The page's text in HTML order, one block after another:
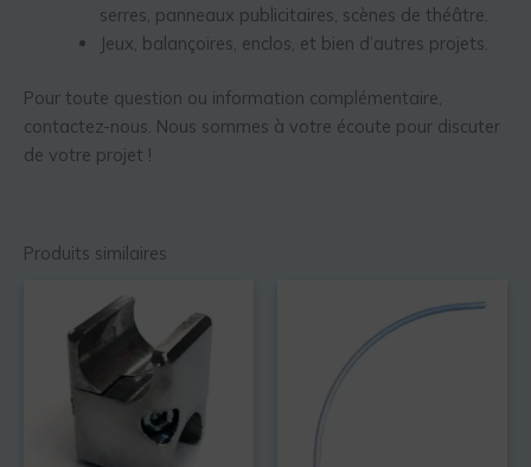
serres, panneaux publicitaires, scènes de théâtre.
Jeux, balançoires, enclos, et bien d’autres projets.
Pour toute question ou information complémentaire,
contactez-nous. Nous sommes à votre écoute pour discuter
de votre projet !
Produits similaires